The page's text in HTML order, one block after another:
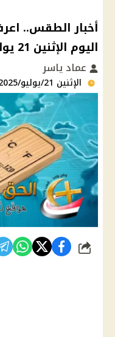
أخبار الطقس..
اليوم الإثنين 21 يوليو 2025
عماد ياسر
الإثنين 21/يوليو/2025 - 02:17 ص
شارك